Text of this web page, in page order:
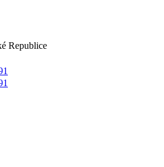
Republice